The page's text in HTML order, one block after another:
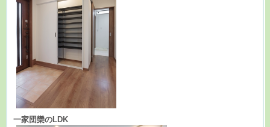
一家団欒のLDK